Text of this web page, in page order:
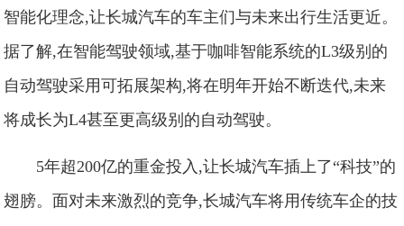
智能化理念,让长城汽车的车主们与未来出行生活更近。
据了解,在智能驾驶领域,基于咖啡智能系统的L3级别的
自动驾驶采用可拓展架构,将在明年开始不断迭代,未来
将成长为L4甚至更高级别的自动驾驶。
5年超200亿的重金投入,让长城汽车插上了“科技”的
翅膀。面对未来激烈的竞争,长城汽车将用传统车企的技